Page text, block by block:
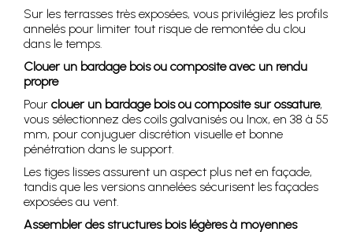
Sur les terrasses très exposées, vous privilégiez les profils
annelés pour limiter tout risque de remontée du clou
dans le temps.
Clouer un bardage bois ou composite avec un rendu
propre
Pour clouer un bardage bois ou composite sur ossature,
vous sélectionnez des coils galvanisés ou Inox, en 38 à 55
mm, pour conjuguer discrétion visuelle et bonne
pénétration dans le support.
Les tiges lisses assurent un aspect plus net en façade,
tandis que les versions annelées sécurisent les façades
exposées au vent.
Assembler des structures bois légères à moyennes